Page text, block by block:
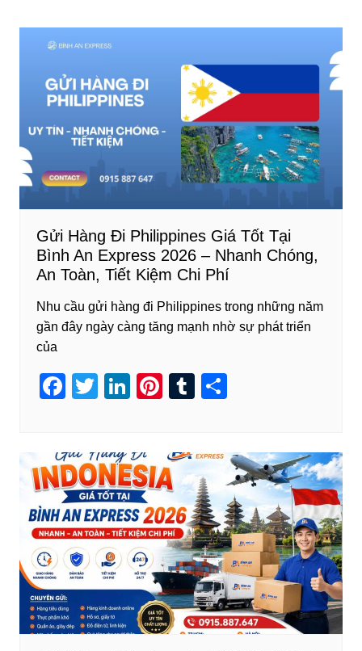
Gửi Hàng Đi Philippines Giá Tốt Tại
Bình An Express 2026 – Nhanh Chóng,
An Toàn, Tiết Kiệm Chi Phí
Nhu cầu gửi hàng đi Philippines trong những năm
gần đây ngày càng tăng mạnh nhờ sự phát triển
của
F
e
b
o
o
k
T
er
Li
e
dI
n
Pi
e
st
T
bl
r
e